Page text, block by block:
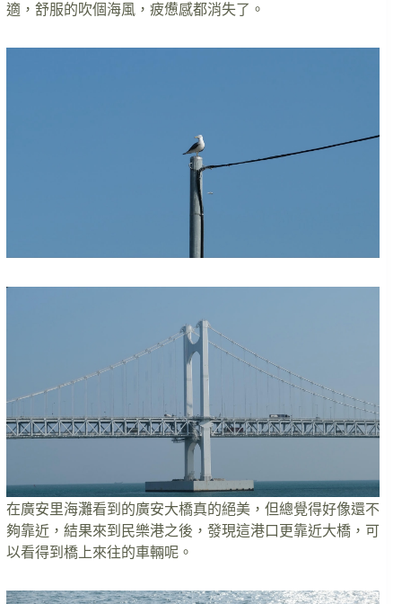
適，舒服的吹個海風，疲憊感都消失了。
在廣安里海灘看到的廣安大橋真的絕美，但總覺得好像還不
夠靠近，結果來到民樂港之後，發現這港口更靠近大橋，可
以看得到橋上來往的車輛呢。